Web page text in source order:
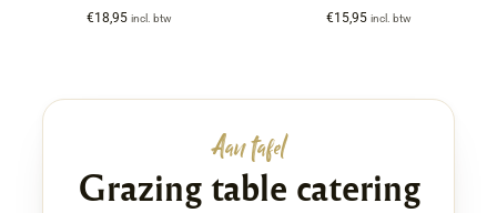
€18,95 incl. btw €15,95 incl. btw
Aan tafel
Grazing table catering